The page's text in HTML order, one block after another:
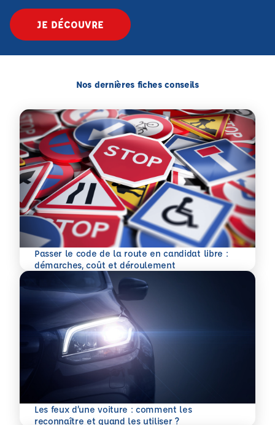
JE DÉCOUVRE
Nos dernières fiches conseils
Passer le code de la route en candidat libre :
démarches, coût et déroulement
En savoir plus
Les feux d’une voiture : comment les
reconnaître et quand les utiliser ?
En savoir plus